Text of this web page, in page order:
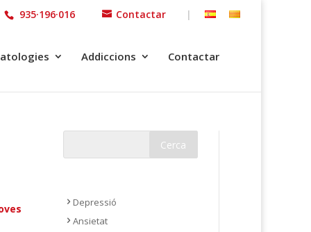
935·196·016 Contactar |
Addiccions Contactar
Depressió
Ansietat